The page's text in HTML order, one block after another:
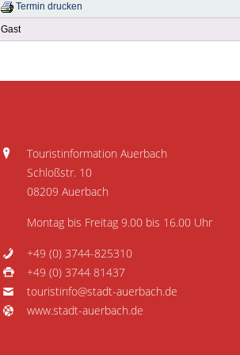
Termin drucken
Gast
Touristinformation Auerbach
Schloßstr. 10
08209 Auerbach
Montag bis Freitag 9.00 bis 16.00 Uhr
+49 (0) 3744-825310
+49 (0) 3744 81437
touristinfo@stadt-auerbach.de
www.stadt-auerbach.de